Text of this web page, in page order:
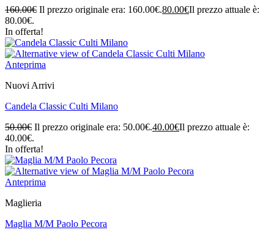
160.00€ Il prezzo originale era: 160.00€.80.00€Il prezzo attuale è:
80.00€.
In offerta!
Anteprima
Nuovi Arrivi
Candela Classic Culti Milano
50.00€ Il prezzo originale era: 50.00€.40.00€Il prezzo attuale è:
40.00€.
In offerta!
Anteprima
Maglieria
Maglia M/M Paolo Pecora